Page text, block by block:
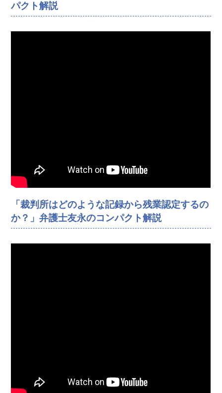
パクト解説
「裁判所はどのような記録から残業認定するの
か？」弁護士友永のコンパクト解説